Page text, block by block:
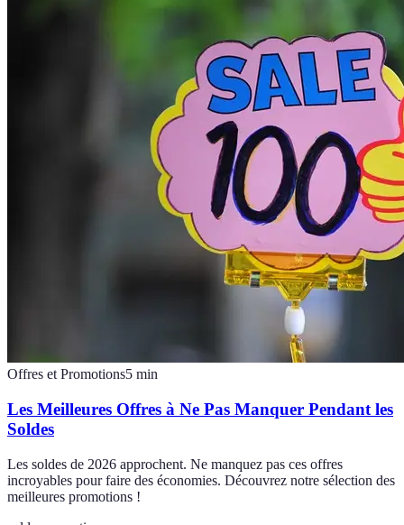
Offres et Promotions5 min
Les Meilleures Offres à Ne Pas Manquer Pendant les
Soldes
Les soldes de 2026 approchent. Ne manquez pas ces offres
incroyables pour faire des économies. Découvrez notre sélection des
meilleures promotions !